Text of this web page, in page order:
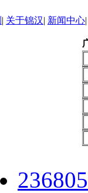
| 关于锦汉| 新闻中心